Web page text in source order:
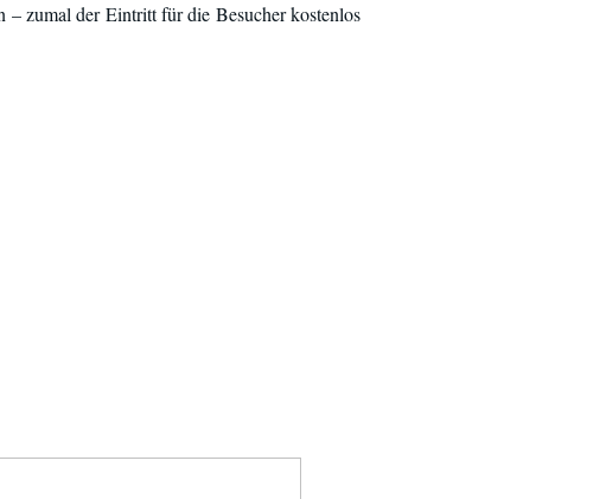
– zumal der Eintritt für die Besucher kostenlos